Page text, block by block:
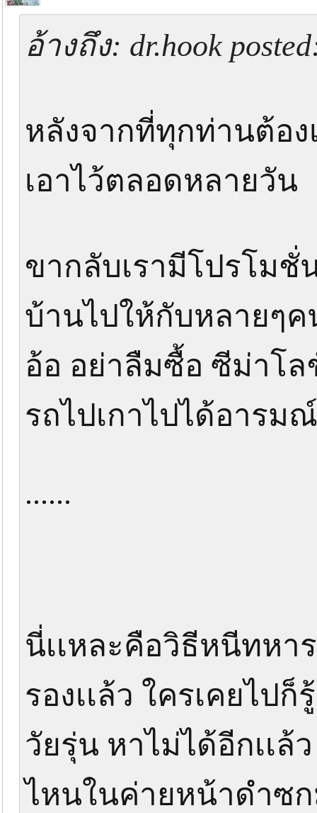
อ้างถึง: dr.hook
หลังจากที่ทุกท่านต้อง
เอาไว้ตลอดหลายวัน
ขากลับเรามีโปรโมชั่
บ้านไปให้กับหลายๆค
อ้อ อย่าลืมซื้อ ซีม่าโ
รถไปเกาไปได้อารมณ์
......
นี่เเหละคือวิธีหนีทห
รองเเล้ว ใครเคยไป
วัยรุ่น หาไม่ได้อีกเเล้
ไหนในค่ายหน้าดำซ